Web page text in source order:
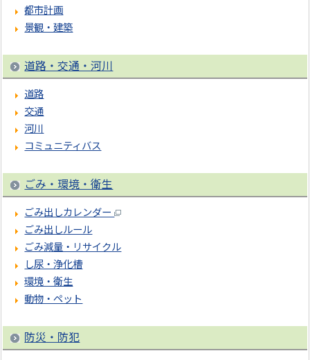
都市計画
景観・建築
道路・交通・河川
道路
交通
河川
コミュニティバス
ごみ・環境・衛生
ごみ出しカレンダー
ごみ出しルール
ごみ減量・リサイクル
し尿・浄化槽
環境・衛生
動物・ペット
防災・防犯